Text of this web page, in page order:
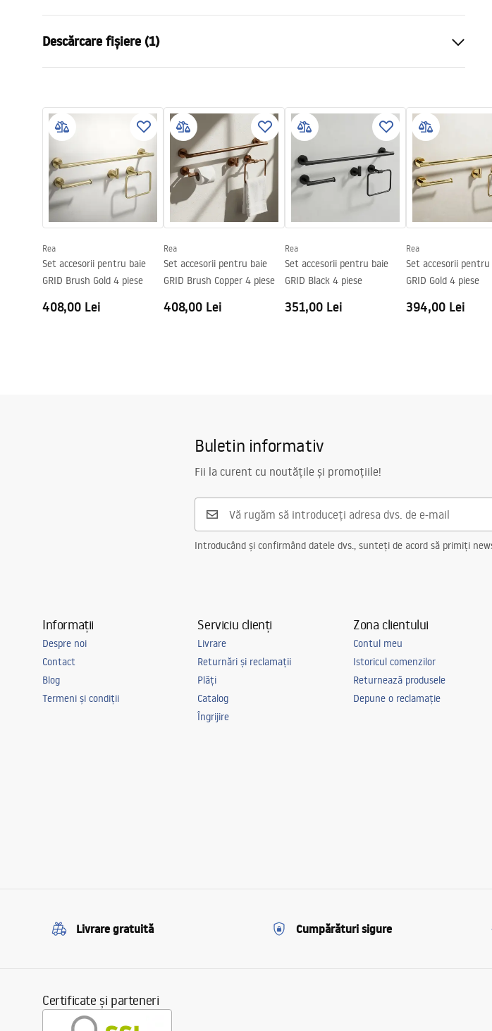
Material
Metodă de montaj
Cu șuruburi
Garantie
24 luni
Descărcare fișiere (1)
Warranty_Terms_and_Conditions_Accessories_-_24.pdf
Rea
Set accesorii pentru baie
GRID Brush Gold 4 piese
408,00 Lei
Rea
Set accesorii pentru baie
GRID Brush Copper 4 piese
408,00 Lei
Rea
Set accesorii pentru baie
GRID Black 4 piese
351,00 Lei
Rea
Set accesorii pentru
GRID Gold 4 piese
394,00 Lei
Buletin informativ
Fii la curent cu noutățile și promoțiile!
Introducând și confirmând datele dvs., sunteți de acord să primiți
Informații
Despre noi
Contact
Blog
Termeni și condiții
Serviciu clienți
Livrare
Returnări și reclamații
Plăți
Catalog
Îngrijire
Zona clientului
Contul meu
Istoricul comenzilor
Returnează produsele
Depune o reclamație
Livrare gratuită Cumpărături sigure
Certificate și parteneri